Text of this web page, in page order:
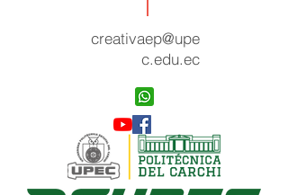
creativaep@upe
c.edu.ec